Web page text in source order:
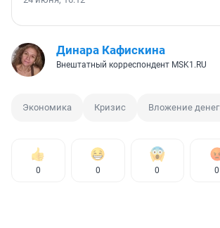
Динара Кафискина
Внештатный корреспондент MSK1.RU
Экономика Кризис Вложение денег
0 0 0 0